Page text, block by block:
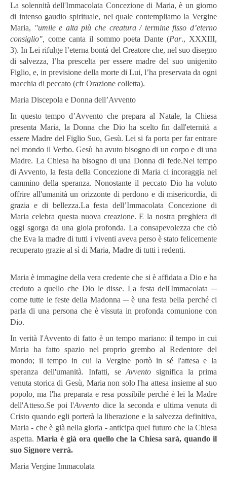
La solennità dell'Immacolata Concezione di Maria, è un giorno
di intenso gaudio spirituale, nel quale contempliamo la Vergine
Maria, "umile e alta più che creatura / termine fisso d’eterno
consiglio",
come canta il sommo poeta Dante (Par., XXXIII,
3). In Lei rifulge l’eterna bontà del Creatore che, nel suo disegno
di salvezza, l’ha prescelta per essere madre del suo unigenito
Figlio, e, in previsione della morte di Lui, l’ha preservata da ogni
macchia di peccato (cfr Orazione colletta).
Maria Discepola e Donna dell’Avvento
In questo tempo d’Avvento che prepara al Natale, la Chiesa
presenta Maria, la Donna che Dio ha scelto fin dall'eternità a
essere Madre del Figlio Suo, Gesù. Lei si fa porta per far entrare
nel mondo il Verbo. Gesù ha avuto bisogno di un corpo e di una
Madre. La Chiesa ha bisogno di una Donna di fede.Nel tempo
di Avvento, la festa della Concezione di Maria ci incoraggia nel
cammino della speranza. Nonostante il peccato Dio ha voluto
offrire all'umanità un orizzonte di perdono e di misericordia, di
grazia e di bellezza.La festa dell’Immacolata Concezione di
Maria celebra questa nuova creazione. E la nostra preghiera di
oggi sgorga da una gioia profonda. La consapevolezza che ciò
che Eva la madre di tutti i viventi aveva perso è stato felicemente
recuperato grazie al sì di Maria, Madre di tutti i redenti.
Maria è immagine della vera credente che si è affidata a Dio e ha
creduto a quello che Dio le disse. La festa dell'Immacolata ─
come tutte le feste della Madonna ─ è una festa bella perché ci
parla di una persona che è vissuta in profonda comunione con
Dio.
In verità l'Avvento di fatto è un tempo mariano: il tempo in cui
Maria ha fatto spazio nel proprio grembo al Redentore del
mondo; il tempo in cui la Vergine portò in sé l'attesa e la
speranza dell'umanità. Infatti, seAvvento significa la prima
venuta storica di Gesù, Maria non solo l'ha attesa insieme al suo
popolo, ma l'ha preparata e resa possibile perché è lei la Madre
dell'Atteso.Se poi l'Avvento dice la seconda e ultima venuta di
Cristo quando egli porterà la liberazione e la salvezza definitiva,
Maria - che è già nella gloria - anticipa quel futuro che la Chiesa
aspetta. Maria è già ora quello che la Chiesa sarà, quando il
suo Signore verrà.
Maria Vergine Immacolata